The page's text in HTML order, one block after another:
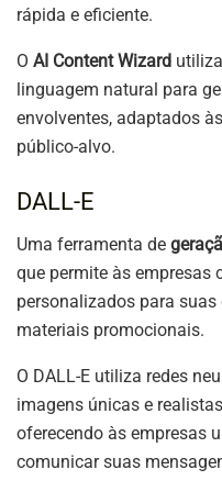
rápida e eficiente.
O AI Content Wizard
linguagem natural para
envolventes, adaptados
público-alvo.
DALL-E
Uma ferramenta de
que permite às empresas
personalizados para
materiais promocionais.
O DALL-E utiliza redes
imagens únicas e
oferecendo às empresas
comunicar suas